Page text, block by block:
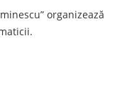
organizează